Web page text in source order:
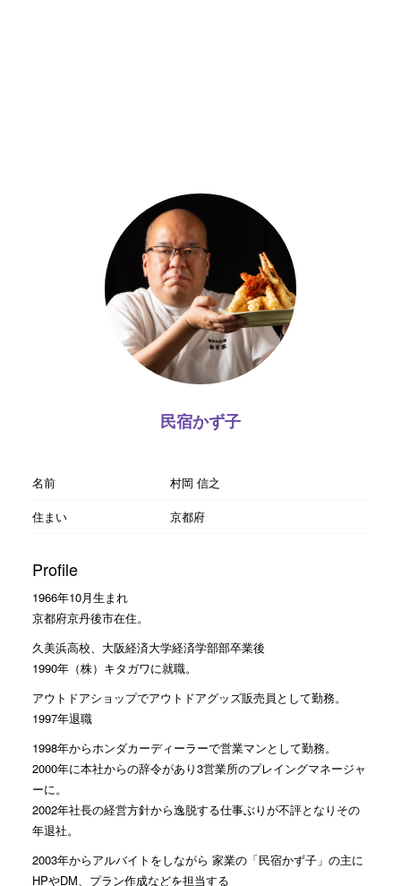
民宿かず子
名前
村岡 信之
住まい
京都府
Profile
1966年10月生まれ
京都府京丹後市在住。
久美浜高校、大阪経済大学経済学部部卒業後
1990年（株）キタガワに就職。
アウトドアショップでアウトドアグッズ販売員として勤務。
1997年退職
1998年からホンダカーディーラーで営業マンとして勤務。
2000年に本社からの辞令があり3営業所のプレイングマネージャ
ーに。
2002年社長の経営方針から逸脱する仕事ぶりが不評となりその
年退社。
2003年からアルバイトをしながら 家業の「民宿かず子」の主に
HPやDM、プラン作成などを担当する